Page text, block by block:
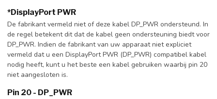
*DisplayPort PWR
De fabrikant vermeld niet of deze kabel DP_PWR ondersteund. In
de regel betekent dit dat de kabel geen ondersteuning biedt voor
DP_PWR. Indien de fabrikant van uw apparaat niet expliciet
vermeld dat u een DisplayPort PWR (DP_PWR) compatibel kabel
nodig heeft, kunt u het beste een kabel gebruiken waarbij pin 20
niet aangesloten is.
Pin 20 - DP_PWR